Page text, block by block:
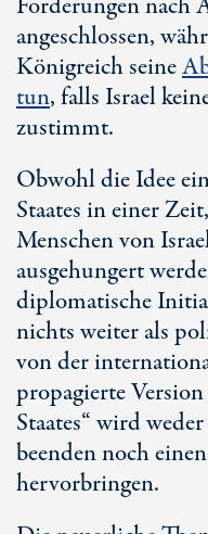
angeschlossen,
Königreich seine
tun, falls Israel
zustimmt.
Obwohl die Idee
Staates in einer
Menschen von
ausgehungert
diplomatische
nichts weiter als
von der
propagierte
Staates“ wird
beenden noch
hervorbringen.